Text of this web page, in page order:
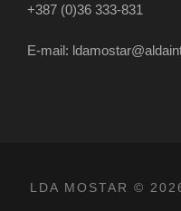
+387 (0)36 333-831
E-mail:
LDA MOSTAR ©